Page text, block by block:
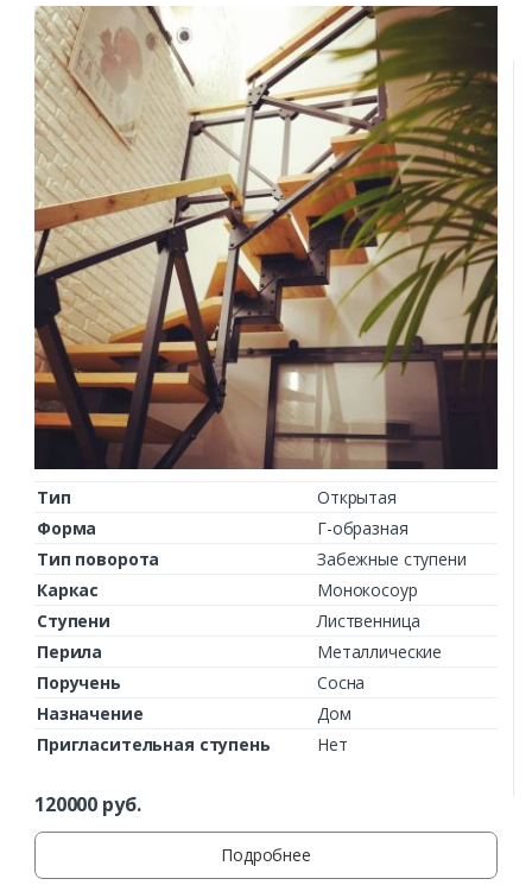
Тип
Открытая
Форма
Г-образная
Тип поворота
Забежные ступени
Каркас
Монокосоур
Ступени
Лиственница
Перила
Металлические
Поручень
Сосна
Назначение
Дом
Пригласительная ступень
Нет
120000 руб.
Подробнее